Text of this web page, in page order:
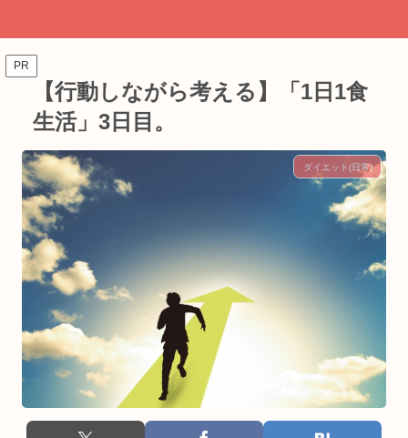
PR
【行動しながら考える】「1日1食
生活」3日目。
ダイエット(日常)